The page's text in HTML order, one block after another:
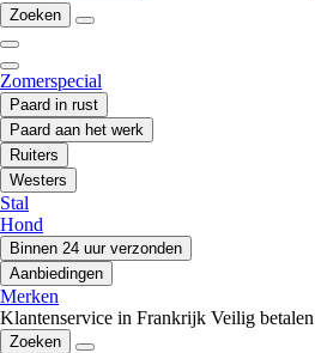
Zoeken
Zomerspecial
Paard in rust
Paard aan het werk
Ruiters
Westers
Stal
Hond
Binnen 24 uur verzonden
Aanbiedingen
Merken
Klantenservice in Frankrijk Veilig betalen
Zoeken